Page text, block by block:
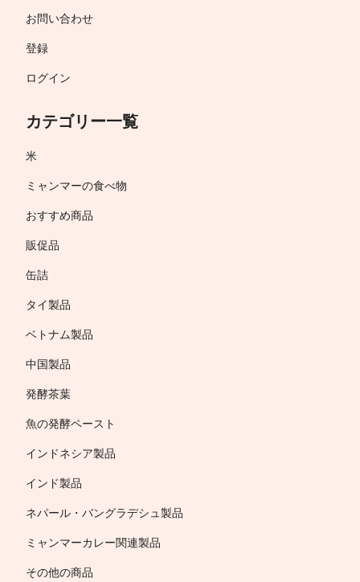
お問い合わせ
登録
ログイン
カテゴリー一覧
米
ミャンマーの食べ物
おすすめ商品
販促品
缶詰
タイ製品
ベトナム製品
中国製品
発酵茶葉
魚の発酵ペースト
インドネシア製品
インド製品
ネパール・バングラデシュ製品
ミャンマーカレー関連製品
その他の商品